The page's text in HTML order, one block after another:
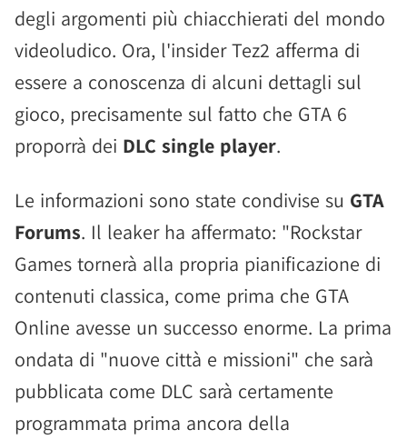
degli argomenti più chiacchierati del mondo
videoludico. Ora, l'insider Tez2 afferma di
essere a conoscenza di alcuni dettagli sul
gioco, precisamente sul fatto che GTA 6
proporrà dei DLC single player.
Le informazioni sono state condivise su GTA
Forums. Il leaker ha affermato: "Rockstar
Games tornerà alla propria pianificazione di
contenuti classica, come prima che GTA
Online avesse un successo enorme. La prima
ondata di "nuove città e missioni" che sarà
pubblicata come DLC sarà certamente
programmata prima ancora della